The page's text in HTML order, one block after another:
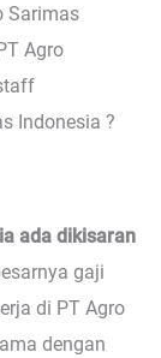
Sarimas
Agro
Indonesia ?
ada dikisaran
gaji
di PT Agro
dengan